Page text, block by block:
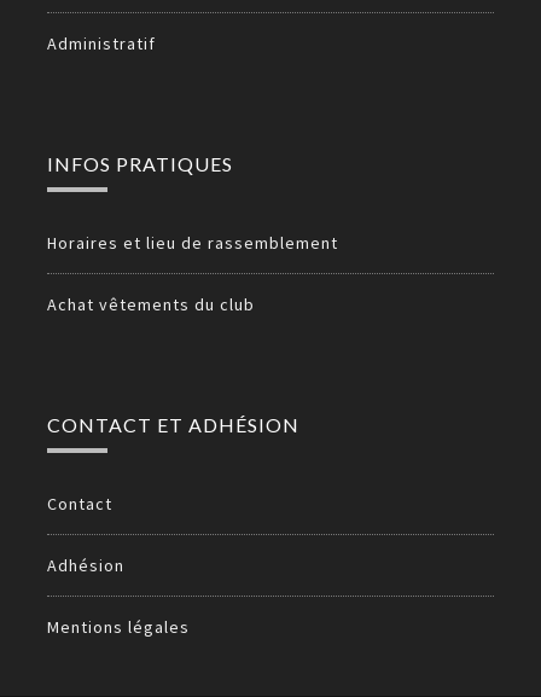
Administratif
INFOS PRATIQUES
Horaires et lieu de rassemblement
Achat vêtements du club
CONTACT ET ADHÉSION
Contact
Adhésion
Mentions légales